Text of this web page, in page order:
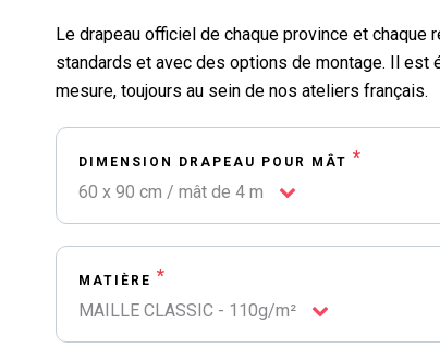
Le drapeau officiel de chaque province et
standards et avec des options de montage. Il est
mesure, toujours au sein de nos ateliers français.
DIMENSION DRAPEAU POUR MÂT *
60 x 90 cm / mât de 4 m
MATIÈRE *
MAILLE CLASSIC - 110g/m²